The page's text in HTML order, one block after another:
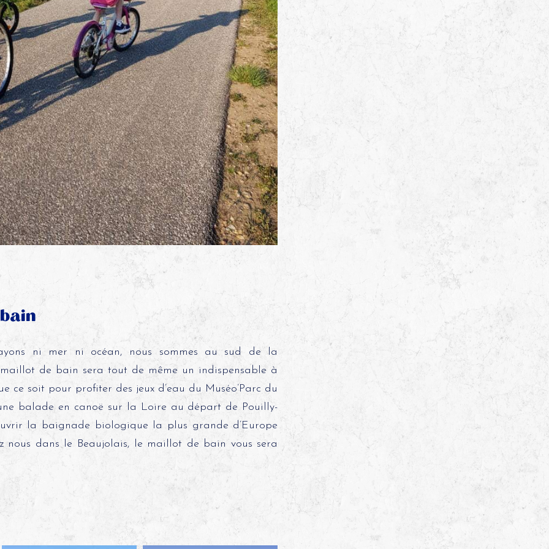
ni mer ni océan, nous sommes au sud de la
de bain sera tout de même un indispensable à
ce soit pour profiter des jeux d’eau du Muséo’Parc du
balade en canoë sur la Loire au départ de Pouilly-
la baignade biologique la plus grande d’Europe
nous dans le Beaujolais, le maillot de bain vous sera